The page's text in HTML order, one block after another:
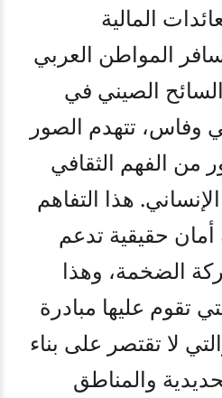
المالية
المواطن العربي
الصيني في
وفاس، تتهدم الصور
من الفهم الثقافي
هذا التفاهم
حقيقية تدعم
الضخمة، وهذا
تقوم عليها مبادرة
لا تقتصر على بناء
والمناطق